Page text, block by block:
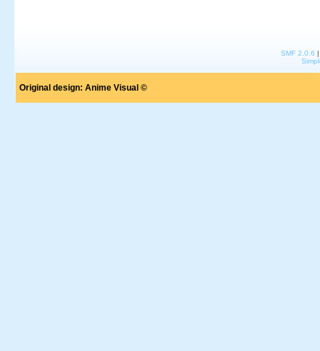
SMF 2.0.6
Original design: Anime Visual ©